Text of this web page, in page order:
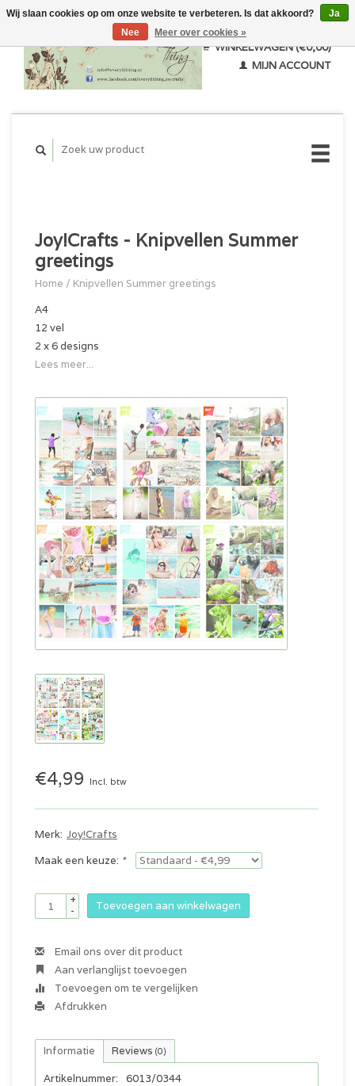
WINKELWAGEN (€0,00)
MIJN ACCOUNT
Joy!Crafts - Knipvellen Summer
greetings
Home / Knipvellen Summer greetings
A4
12 vel
2 x 6 designs
Lees meer...
€4,99 Incl. btw
Merk: Joy!Crafts
Maak een keuze: *
+
-
Toevoegen aan winkelwagen
Email ons over dit product
Aan verlanglijst toevoegen
Toevoegen om te vergelijken
Afdrukken
Informatie Reviews (0)
Artikelnummer:
6013/0344
Wij slaan cookies op om onze website te verbeteren. Is dat akkoord?
Ja
Nee
Meer over cookies »